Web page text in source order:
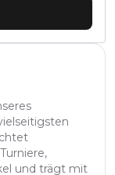
und trägt mit